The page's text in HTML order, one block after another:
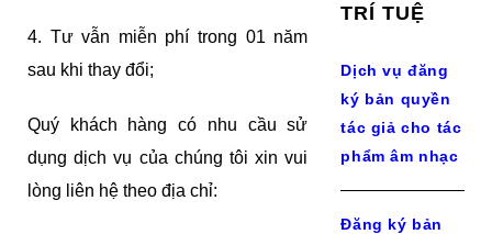
4. Tư vẫn miễn phí trong 01 năm
sau khi thay đổi;
Quý khách hàng có nhu cầu sử
dụng dịch vụ của chúng tôi xin vui
lòng liên hệ theo địa chỉ:
TRÍ TUỆ
Dịch vụ đăng
ký bản quyền
tác giả cho tác
phẩm âm nhạc
Đăng ký bản